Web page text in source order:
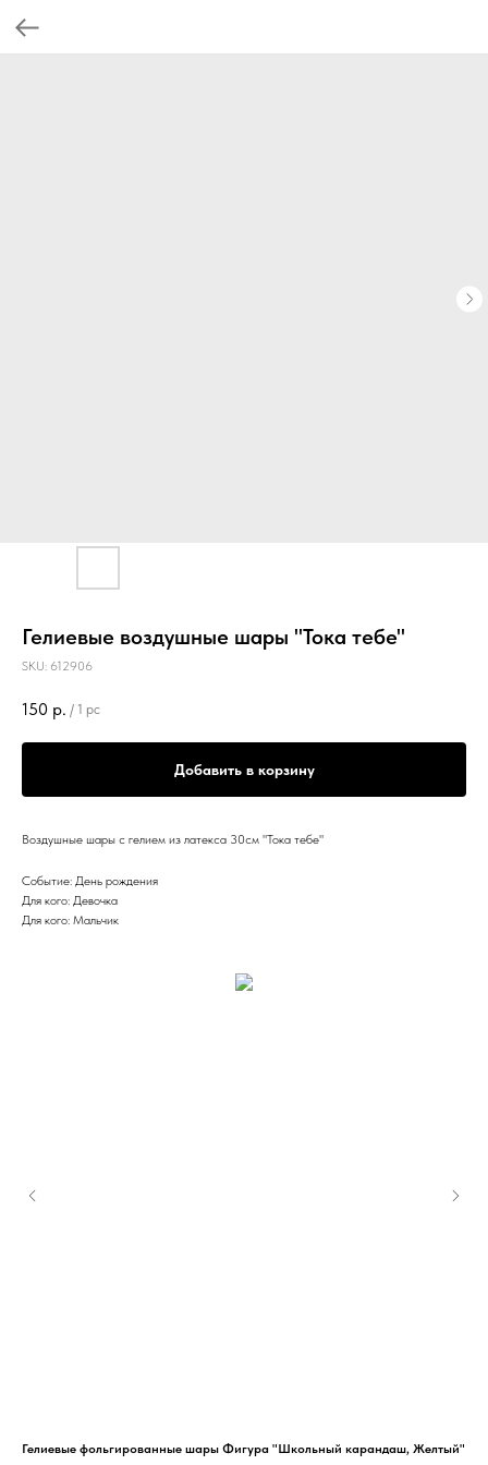
Гелиевые воздушные шары "Тока тебе"
SKU: 612906
150 р. / 1 pc
Добавить в корзину
Воздушные шары с гелием из латекса 30см "Тока тебе"
Событие: День рождения
Для кого: Девочка
Для кого: Мальчик
Гелиевые фольгированные шары Фигура "Школьный карандаш, Желтый"